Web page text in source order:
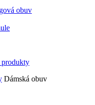
obuv
Dámská obuv